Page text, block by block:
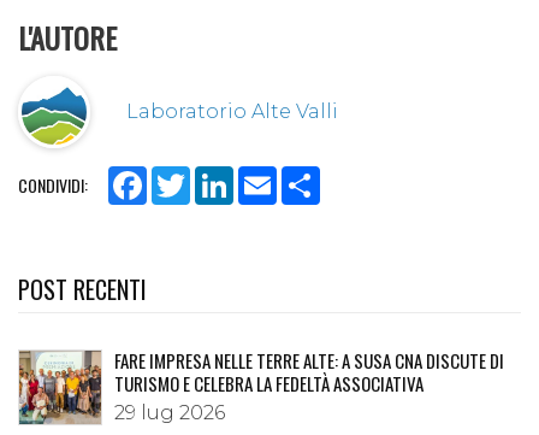
L'AUTORE
Laboratorio Alte Valli
CONDIVIDI: Facebook
TwitterLinkedIn
Email
POST RECENTI
FARE IMPRESA NELLE TERRE ALTE: A SUSA CNA DISCUTE DI
TURISMO E CELEBRA LA FEDELTÀ ASSOCIATIVA
29 lug 2026